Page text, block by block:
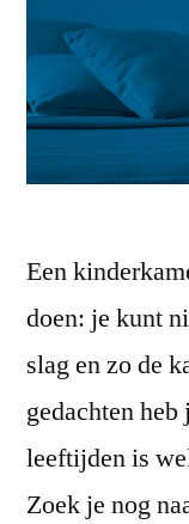
Een
doen: je kunt
slag en zo de
gedachten
leeftijden is
Zoek je nog